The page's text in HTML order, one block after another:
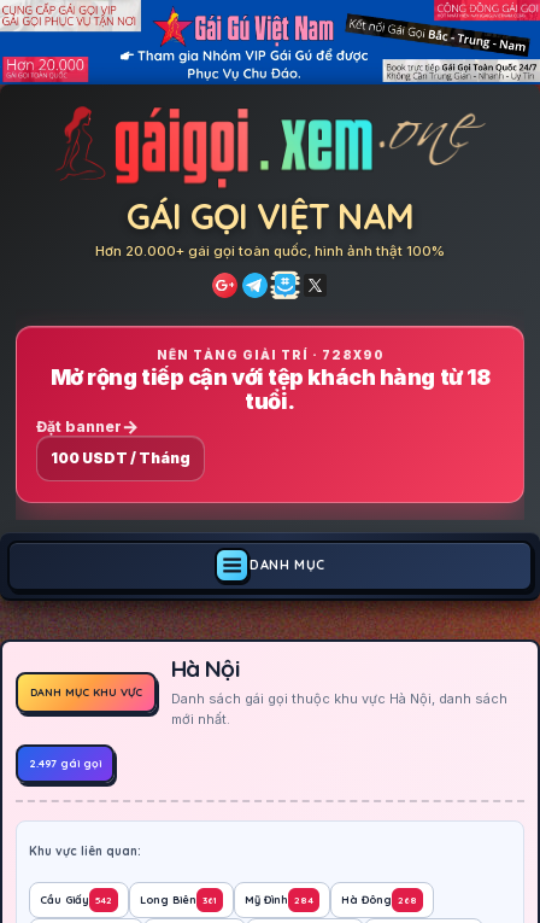
Skip
GÁI GỌI VIỆT NAM
Hơn 20.000+ gái gọi toàn quốc, hình ảnh thật 100%
NỀN TẢNG GIẢI TRÍ · 728X90
Mở rộng tiếp cận với tệp khách hàng từ 18
tuổi.
Đặt banner
100 USDT / Tháng
DANH MỤC
DANH MỤC KHU VỰC
Hà Nội
Danh sách gái gọi thuộc khu vực Hà Nội, danh sách
mới nhất.
2.497 gái gọi
Khu vực liên quan:
Cầu Giấy 542 Long Biên 361 Mỹ Đình 284 Hà Đông 268